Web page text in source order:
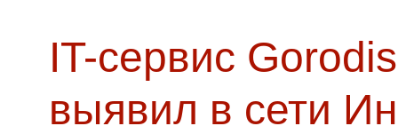
IT-сервис
выявил в сети